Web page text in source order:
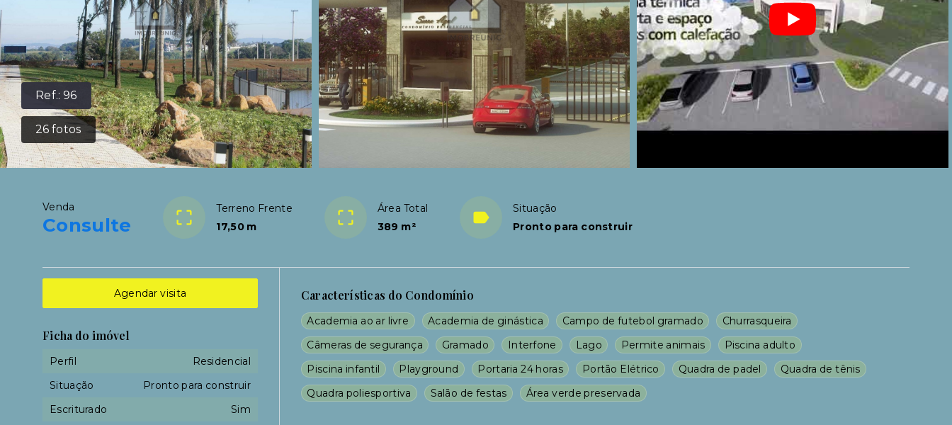
Ref.:96
26 fotos
Venda
Consulte
Terreno Frente
17,50 m
Área Total
389 m²
Situação
Pronto para construir
Características do Condomínio
Academia ao ar livre Academia de ginástica Campo de futebol gramado
Churrasqueira
Câmeras de segurança
Gramado Interfone Lago Permite animais
Piscina adulto
Piscina infantil
Playground Portaria 24 horas Portão Elétrico Quadra de padel
Quadra de tênis
Quadra poliesportiva
Salão de festas Área verde preservada
Agendar visita
Ficha do imóvel
Perfil
Residencial
Situação
Pronto para construir
Escriturado
Sim